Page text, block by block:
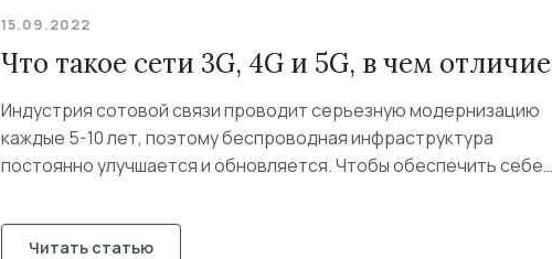
15.09.2022
Что такое сети 3G, 4G и 5G, в чем отличие
Индустрия сотовой связи проводит серьезную модернизацию
каждые 5-10 лет, поэтому беспроводная инфраструктура
постоянно улучшается и обновляется. Чтобы обеспечить себе
Читать статью